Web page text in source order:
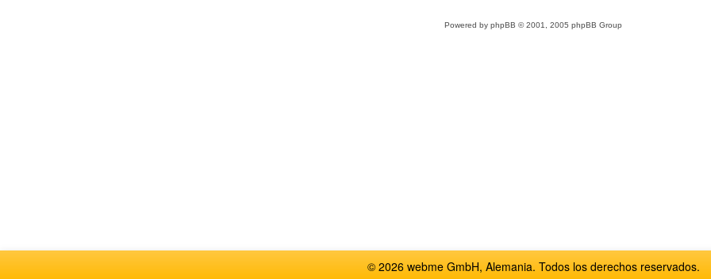
Powered by phpBB © 2001, 2005 phpBB Group
© 2026 webme GmbH, Alemania. Todos los derechos reservados.